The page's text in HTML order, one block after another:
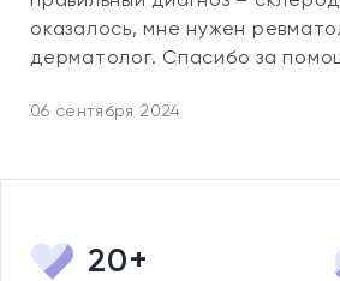
оказалось, мне нужен
дерматолог. Спасибо за
06 сентября 2024
20+